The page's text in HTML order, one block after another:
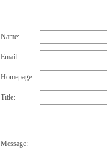
Name:
Email:
Homepage:
Title:
Message: